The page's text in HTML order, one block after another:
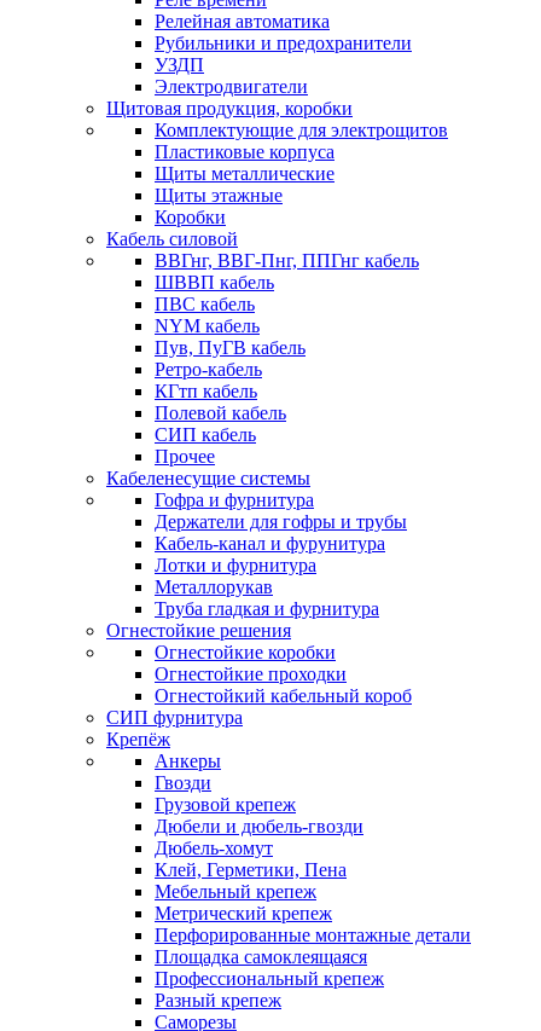
Релейная автоматика
Рубильники и предохранители
УЗДП
Электродвигатели
Щитовая продукция, коробки
Комплектующие для электрощитов
Пластиковые корпуса
Щиты металлические
Щиты этажные
Коробки
Кабель силовой
ВВГнг, ВВГ-Пнг, ППГнг кабель
ШВВП кабель
ПВС кабель
NYM кабель
Пув, ПуГВ кабель
Ретро-кабель
КГтп кабель
Полевой кабель
СИП кабель
Прочее
Кабеленесущие системы
Гофра и фурнитура
Держатели для гофры и трубы
Кабель-канал и фурунитура
Лотки и фурнитура
Металлорукав
Труба гладкая и фурнитура
Огнестойкие решения
Огнестойкие коробки
Огнестойкие проходки
Огнестойкий кабельный короб
СИП фурнитура
Крепёж
Анкеры
Гвозди
Грузовой крепеж
Дюбели и дюбель-гвозди
Дюбель-хомут
Клей, Герметики, Пена
Мебельный крепеж
Метрический крепеж
Перфорированные монтажные детали
Площадка самоклеящаяся
Профессиональный крепеж
Разный крепеж
Саморезы